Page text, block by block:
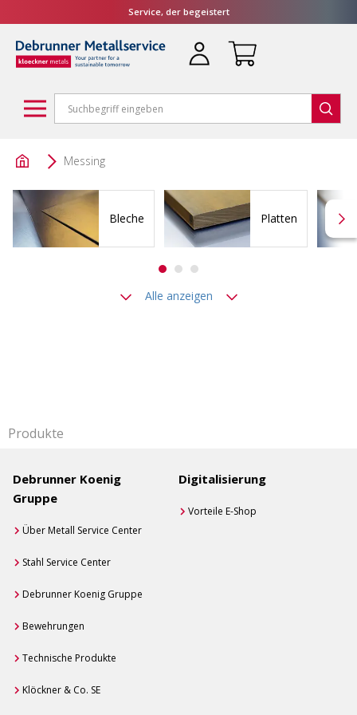
Service, der begeistert
Messing
Bleche Platten
Alle anzeigen
Produkte
Debrunner Koenig
Gruppe
Über Metall Service Center
Stahl Service Center
Debrunner Koenig Gruppe
Bewehrungen
Technische Produkte
Klöckner & Co. SE
Digitalisierung
Vorteile E-Shop